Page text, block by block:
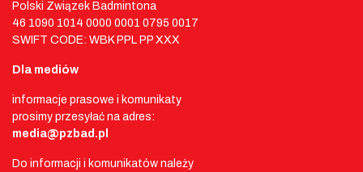
Polski Związek Badmintona
46 1090 1014 0000 0001 0795 0017
SWIFT CODE: WBK PPL PP XXX
Dla mediów
informacje prasowe i komunikaty
prosimy przesyłać na adres:
media@pzbad.pl
Do informacji i komunikatów należy